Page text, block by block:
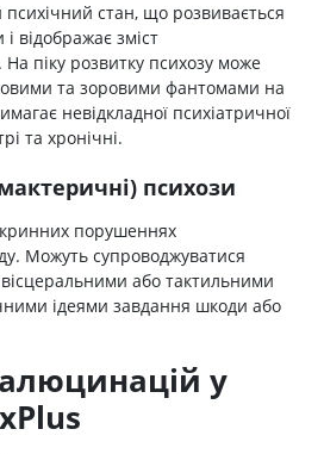
стан, що розвивається
відображає зміст
На піку розвитку психозу може
та зоровими фантомами на
невідкладної психіатричної
та хронічні.
психози
порушеннях
Можуть супроводжуватися
або тактильними
ідеями завдання шкоди або
у